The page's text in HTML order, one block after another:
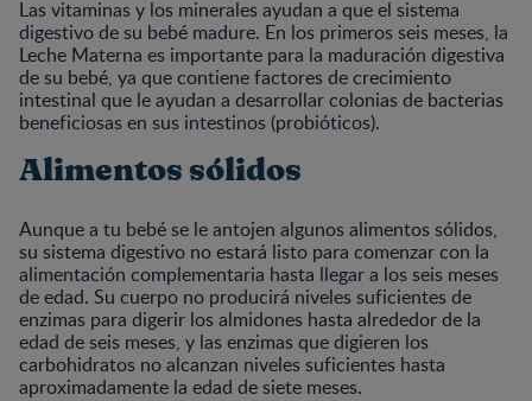
Las vitaminas y los minerales ayudan a que el sistema
digestivo de su bebé madure. En los primeros seis meses, la
Leche Materna es importante para la maduración digestiva
de su bebé, ya que contiene factores de crecimiento
intestinal que le ayudan a desarrollar colonias de bacterias
beneficiosas en sus intestinos (probióticos).
Alimentos sólidos
Aunque a tu bebé se le antojen algunos alimentos sólidos,
su sistema digestivo no estará listo para comenzar con la
alimentación complementaria hasta llegar a los seis meses
de edad. Su cuerpo no producirá niveles suficientes de
enzimas para digerir los almidones hasta alrededor de la
edad de seis meses, y las enzimas que digieren los
carbohidratos no alcanzan niveles suficientes hasta
aproximadamente la edad de siete meses.